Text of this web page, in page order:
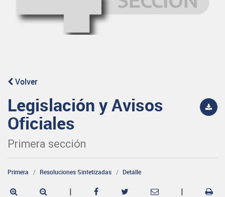
Volver
Legislación y Avisos
Oficiales
Primera sección
Primera Resoluciones Sintetizadas Detalle
| |